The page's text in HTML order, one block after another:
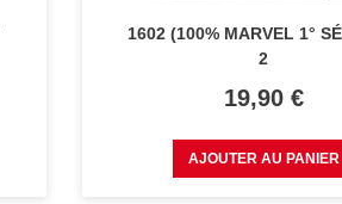
1602 (100% MARVEL 1°
2
Prix
19,90 €
AJOUTER AU PANIER